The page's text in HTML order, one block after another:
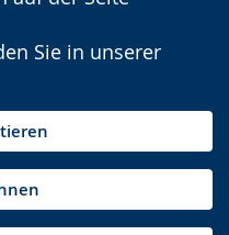
Sie in unserer